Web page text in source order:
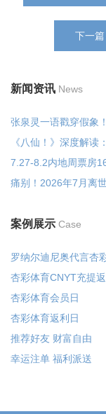
下一
新闻资讯 News
张泉灵一语戳穿假象
《八仙！》深度解读
7.27-8.2内地周票房
痛别！2026年7月离
案例展示 Case
罗纳尔迪尼奥代言杏
杏彩体育CNYT充提
杏彩体育会员日
杏彩体育返利日
推荐好友 财富自由
幸运注单 福利派送